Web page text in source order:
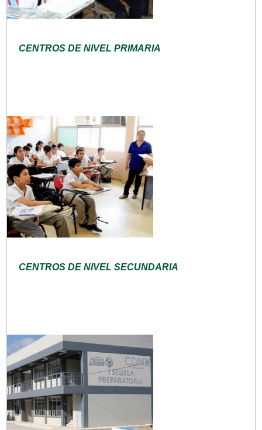
CENTROS DE NIVEL PRIMARIA
CENTROS DE NIVEL SECUNDARIA